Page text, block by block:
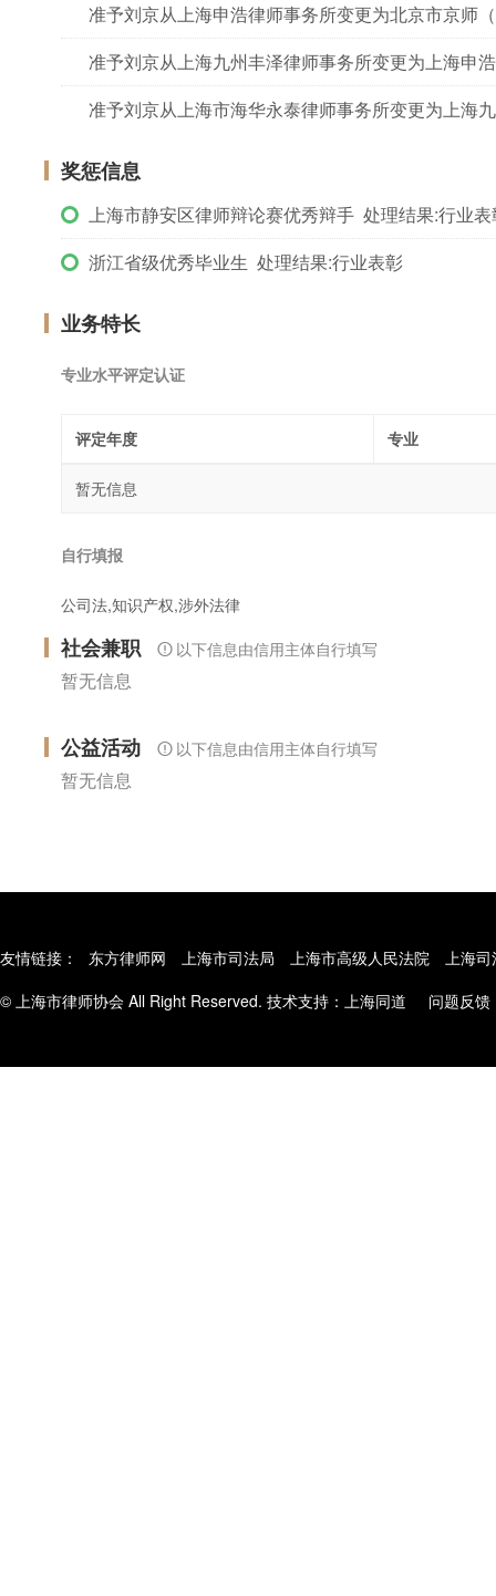
准予刘京从上海申浩律师事务所变更为北京市京师
准予刘京从上海九州丰泽律师事务所变更为上海申
准予刘京从上海市海华永泰律师事务所变更为上海
奖惩信息
上海市静安区律师辩论赛优秀辩手 处理结果:行业表
浙江省级优秀毕业生 处理结果:行业表彰
业务特长
专业水平评定认证
评定年度 专业
暂无信息
自行填报
公司法,知识产权,涉外法律
社会兼职 以下信息由信用主体自行填写
暂无信息
公益活动 以下信息由信用主体自行填写
暂无信息
友情链接： 东方律师网 上海市司法局 上海市高级人民法院
上海
© 上海市律师协会 All Right Reserved. 技术支持： 上海同道 问题反馈